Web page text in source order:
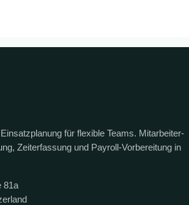
für flexible Teams. Mitarbeiter-
Zeiterfassung und Payroll-Vorbereitung in
81a